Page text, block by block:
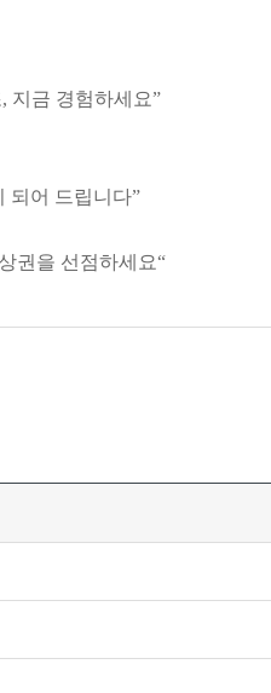
, 지금 경험하세요”
되어 드립니다”
권을 선점하세요“